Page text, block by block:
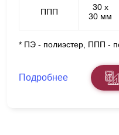
ППП
30 х
30 мм
* ПЭ - полиэстер, ППП -
Подробнее